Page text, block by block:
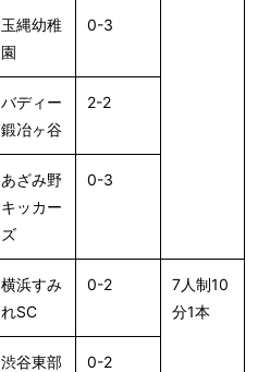
玉縄幼稚
園
0-3
バディー
鍛冶ヶ谷
2-2
あざみ野
キッカー
ズ
0-3
横浜すみ
れSC
0-2
7人制10
分1本
渋谷東部
0-2